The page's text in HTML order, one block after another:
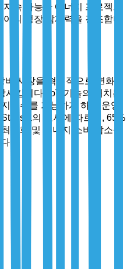
속 가능한 에너지 프로젝트
의 성장 잠재력을 강조합니
시장을 혁신적으로 변화시
킵니다. IoT 기술의 배치는
보수를 가능하게 하여 운영
의 조사에 따르면, 65%
적화 및 에너지 소비 감소를
.